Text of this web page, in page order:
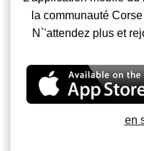
la communauté
N`'attendez plus et
en